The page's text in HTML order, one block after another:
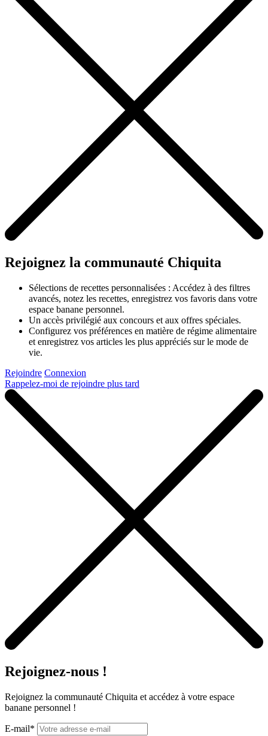
Rejoignez la communauté Chiquita
Sélections de recettes personnalisées : Accédez à des filtres
avancés, notez les recettes, enregistrez vos favoris dans votre
espace banane personnel.
Un accès privilégié aux concours et aux offres spéciales.
Configurez vos préférences en matière de régime alimentaire
et enregistrez vos articles les plus appréciés sur le mode de
vie.
Rejoindre Connexion
Rappelez-moi de rejoindre plus tard
Rejoignez-nous !
Rejoignez la communauté Chiquita et accédez à votre espace
banane personnel !
E-mail*